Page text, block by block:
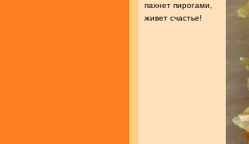
пахнет пирогами,
живет счастье!